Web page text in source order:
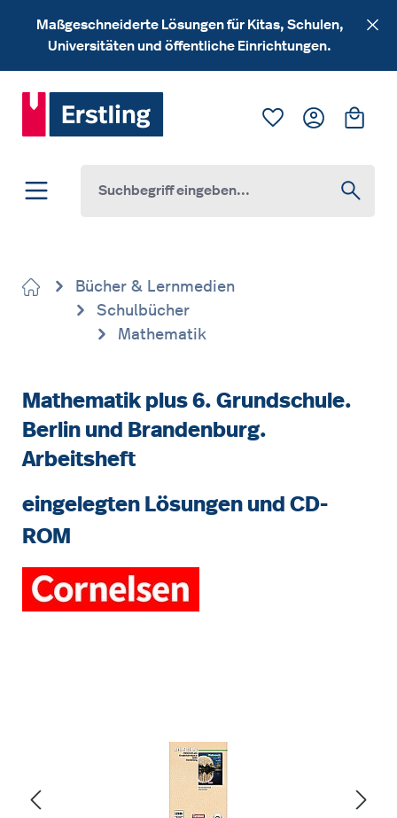
Zum Hauptinhalt springen
Maßgeschneiderte Lösungen für Kitas, Schulen,
Universitäten und öffentliche Einrichtungen.
Du hast 0
Bücher & Lernmedien
Schulbücher
Mathematik
Mathematik plus 6. Grundschule.
Berlin und Brandenburg.
Arbeitsheft
eingelegten Lösungen und CD-
ROM